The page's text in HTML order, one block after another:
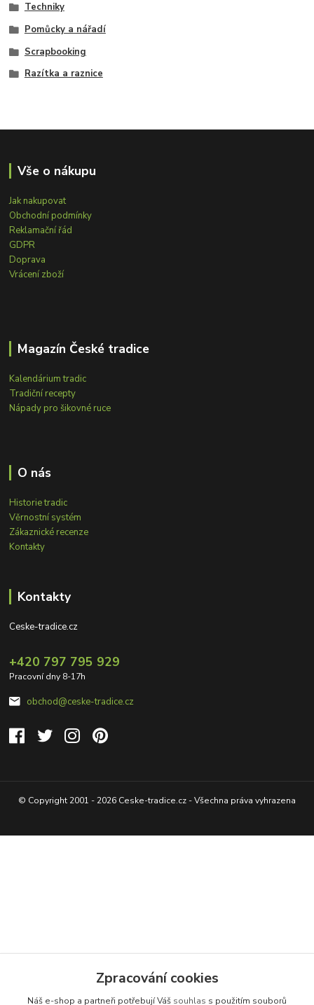
Techniky
Pomůcky a nářadí
Scrapbooking
Razítka a raznice
Vše o nákupu
Jak nakupovat
Obchodní podmínky
Reklamační řád
GDPR
Doprava
Vrácení zboží
Magazín České tradice
Kalendárium tradic
Tradiční recepty
Nápady pro šikovné ruce
O nás
Historie tradic
Věrnostní systém
Zákaznické recenze
Kontakty
Kontakty
Ceske-tradice.cz
+420 797 795 929
Pracovní dny 8-17h
obchod@ceske-tradice.cz
© Copyright 2001 - 2026 Ceske-tradice.cz - Všechna práva vyhrazena
Zpracování cookies
Náš e-shop a partneři potřebují Váš souhlas s použitím souborů